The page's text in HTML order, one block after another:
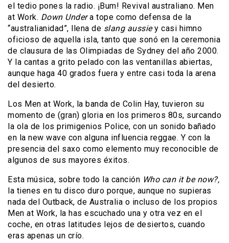
el tedio pones la radio. ¡Bum! Revival australiano. Men
at Work. Down Undera tope como defensa de la
“australianidad”, llena de slang aussiey casi himno
oficioso de aquella isla, tanto que sonó en la ceremonia
de clausura de las Olimpiadas de Sydney del año 2000.
Y la cantas a grito pelado con las ventanillas abiertas,
aunque haga 40 grados fuera y entre casi toda la arena
del desierto.
Los Men at Work, la banda de Colin Hay, tuvieron su
momento de (gran) gloria en los primeros 80s, surcando
la ola de los primigenios Police, con un sonido bañado
en la new wave con alguna influencia reggae. Y con la
presencia del saxo como elemento muy reconocible de
algunos de sus mayores éxitos.
Esta música, sobre todo la canción Who can it be now?,
la tienes en tu disco duro porque, aunque no supieras
nada del Outback, de Australia o incluso de los propios
Men at Work, la has escuchado una y otra vez en el
coche, en otras latitudes lejos de desiertos, cuando
eras apenas un crío.